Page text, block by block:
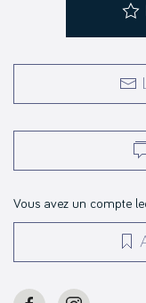
Vous avez un compte